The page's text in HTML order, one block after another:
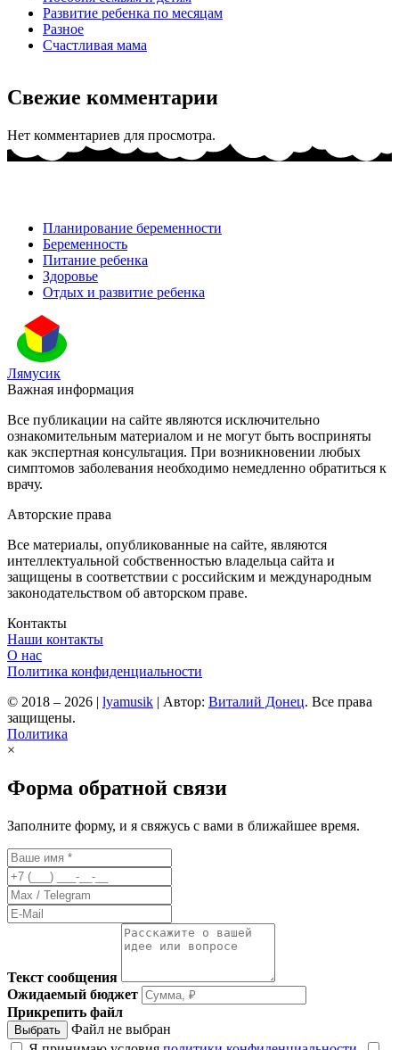
Развитие ребенка по месяцам
Разное
Счастливая мама
Свежие комментарии
Нет комментариев для просмотра.
Планирование беременности
Беременность
Питание ребенка
Здоровье
Отдых и развитие ребенка
Лямусик
Важная информация
Все публикации на сайте являются исключительно
ознакомительным материалом и не могут быть восприняты
как экспертная консультация. При возникновении любых
симптомов заболевания необходимо немедленно обратиться к
врачу.
Авторские права
Все материалы, опубликованные на сайте, являются
интеллектуальной собственностью владельца сайта и
защищены в соответствии с российским и международным
законодательством об авторском праве.
Контакты
Наши контакты
О нас
Политика конфиденциальности
© 2018 – 2026 | lyamusik | Автор: Виталий Донец. Все права
защищены.
Политика
×
Форма обратной связи
Заполните форму, и я свяжусь с вами в ближайшее время.
Текст сообщения
Ожидаемый бюджет
Прикрепить файл
Выбрать
Файл не выбран